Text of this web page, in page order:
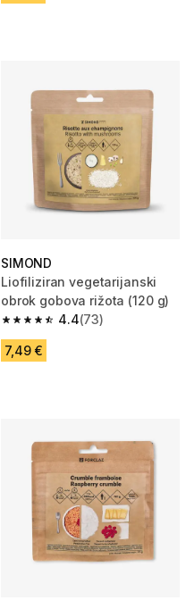
SIMOND
Liofiliziran vegetarijanski
obrok gobova rižota (120 g)
4.4
4.4 od 5 zvezdic from 73
(73)
7,49 €